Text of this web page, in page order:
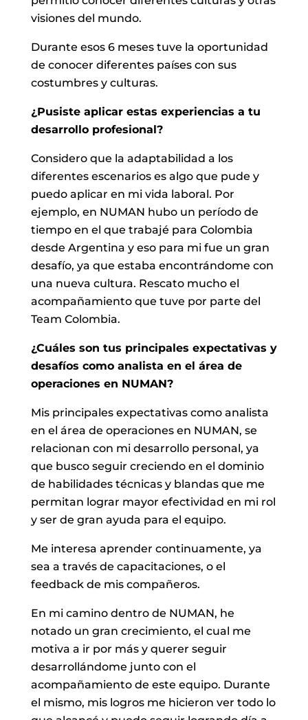
visiones del mundo.
Durante esos 6 meses tuve la oportunidad
de conocer diferentes países con sus
costumbres y culturas.
¿Pusiste aplicar estas experiencias a tu
desarrollo profesional?
Considero que la adaptabilidad a los
diferentes escenarios es algo que pude y
puedo aplicar en mi vida laboral. Por
ejemplo, en NUMAN hubo un período de
tiempo en el que trabajé para Colombia
desde Argentina y eso para mi fue un gran
desafío, ya que estaba encontrándome con
una nueva cultura. Rescato mucho el
acompañamiento que tuve por parte del
Team Colombia.
¿Cuáles son tus principales expectativas y
desafíos como analista en el área de
operaciones en NUMAN?
Mis principales expectativas como analista
en el área de operaciones en NUMAN, se
relacionan con mi desarrollo personal, ya
que busco seguir creciendo en el dominio
de habilidades técnicas y blandas que me
permitan lograr mayor efectividad en mi rol
y ser de gran ayuda para el equipo.
Me interesa aprender continuamente, ya
sea a través de capacitaciones, o el
feedback de mis compañeros.
En mi camino dentro de NUMAN, he
notado un gran crecimiento, el cual me
motiva a ir por más y querer seguir
desarrollándome junto con el
acompañamiento de este equipo. Durante
el mismo, mis logros me hicieron ver todo lo